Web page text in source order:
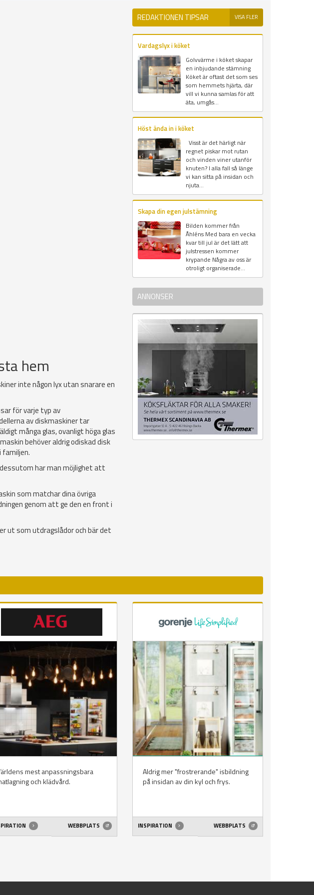
hem
inte någon lyx utan snarare en
för varje typ av
av diskmaskiner tar
många glas, ovanligt höga glas
behöver aldrig odiskad disk
har man möjlighet att
som matchar dina övriga
genom att ge den en front i
ut som utdragslådor och bär det
REDAKTIONEN TIPSAR VISA FLER
Vardagslyx i köket
Golvvärme i köket skapar
en inbjudande stämning
Köket är oftast det som ses
som hemmets hjärta, där
vill vi kunna samlas för att
äta, umgås...
Höst ända in i köket
Visst är det härligt när
regnet piskar mot rutan
och vinden viner utanför
knuten? I alla fall så länge
vi kan sitta på insidan och
njuta...
Skapa din egen julstämning
Bilden kommer från
Åhléns Med bara en vecka
kvar till jul är det lätt att
julstressen kommer
krypande Några av oss är
otroligt organiserade...
ANNONSER
mest anpassningsbara
och klädvård.
WEBBPLATS
Aldrig mer "frostrerande" isbildning
på insidan av din kyl och frys.
INSPIRATION WEBBPLATS